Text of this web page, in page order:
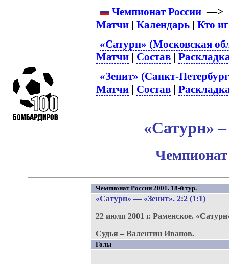
Чемпионат России —>
Матчи |Календарь |Кто
«Сатурн» (Московская
Матчи | Состав |
«Зенит» (Санкт-
Матчи | Состав |
«Сатурн»
Чемпионат
Чемпионат России 2001. 18-й тур.
«Сатурн» — «Зенит». 2:2 (1:1)
22 июля 2001 г. Раменское.
Судья – Валентин Иванов.
Голы